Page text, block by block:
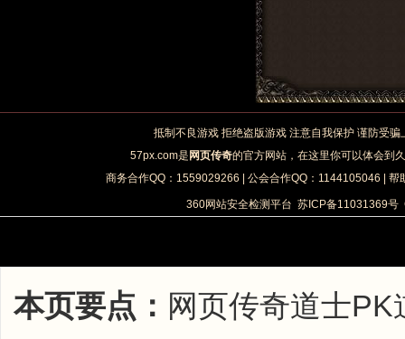
抵制不良游戏 拒绝盗版游戏 注意自我保护 谨防受
57px.com是 网页传奇的官方网站，在这里你可以体会到
商务合作QQ：1559029266 | 公会合作QQ：1144105046 |
360网站安全检测平台 苏ICP备11031369号
本页要点： 网页传奇道士